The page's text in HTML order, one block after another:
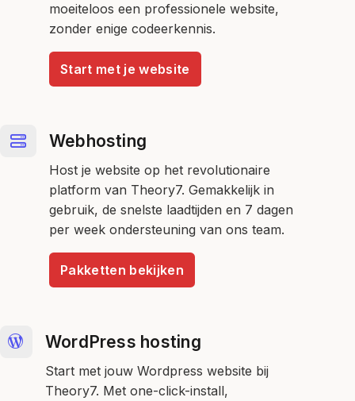
moeiteloos een professionele website,
zonder enige codeerkennis.
Start met je website
Webhosting
Host je website op het revolutionaire
platform van Theory7. Gemakkelijk in
gebruik, de snelste laadtijden en 7 dagen
per week ondersteuning van ons team.
Pakketten bekijken
WordPress hosting
Start met jouw Wordpress website bij
Theory7. Met one-click-install,